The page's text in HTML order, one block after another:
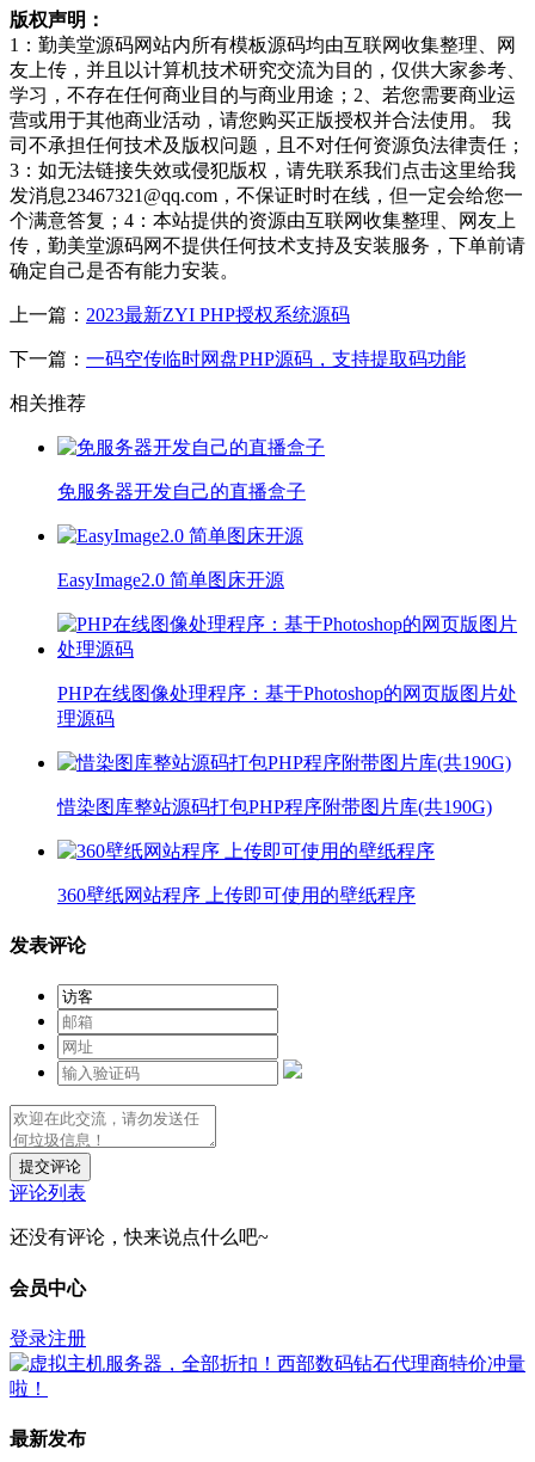
版权声明：
1：勤美堂源码网站内所有模板源码均由互联网收集整理、网
友上传，并且以计算机技术研究交流为目的，仅供大家参考、
学习，不存在任何商业目的与商业用途；2、若您需要商业运
营或用于其他商业活动，请您购买正版授权并合法使用。 我
司不承担任何技术及版权问题，且不对任何资源负法律责任；
3：如无法链接失效或侵犯版权，请先联系我们点击这里给我
发消息23467321@qq.com，不保证时时在线，但一定会给您一
个满意答复；4：本站提供的资源由互联网收集整理、网友上
传，勤美堂源码网不提供任何技术支持及安装服务，下单前请
确定自己是否有能力安装。
上一篇： 2023最新ZYI PHP授权系统源码
下一篇： 一码空传临时网盘PHP源码，支持提取码功能
相关推荐
免服务器开发自己的直播盒子
EasyImage2.0 简单图床开源
PHP在线图像处理程序：基于Photoshop的网页版图片处
理源码
惜染图库整站源码打包PHP程序附带图片库(共190G)
360壁纸网站程序 上传即可使用的壁纸程序
发表评论
提交评论
评论列表
还没有评论，快来说点什么吧~
会员中心
登录注册
最新发布